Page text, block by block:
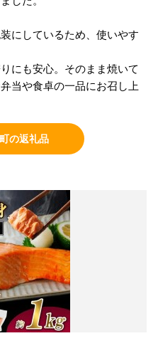
にしているため、使いやす
にも安心。そのまま焼いて
当や食卓の一品にお召し上
の返礼品